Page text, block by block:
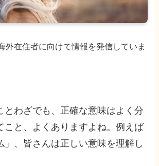
外在住者に向けて情報を発信していま
とわざでも、正確な意味はよく分
こと、よくありますよね。例えば
」、皆さんは正しい意味を理解し